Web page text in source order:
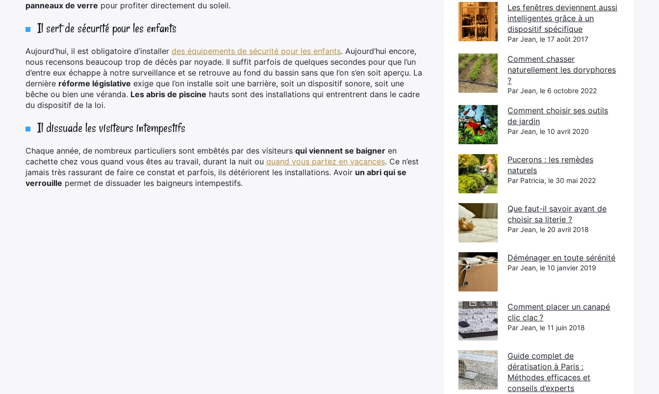
panneaux de verre pour profiter directement du soleil.
Il sert de sécurité pour les enfants
Aujourd’hui, il est obligatoire d’installer des équipements de sécurité pour les enfants. Aujourd’hui encore,
nous recensons beaucoup trop de décès par noyade. Il suffit parfois de quelques secondes pour que l’un
d’entre eux échappe à notre surveillance et se retrouve au fond du bassin sans que l’on s’en soit aperçu. La
dernière réforme législative exige que l’on installe soit une barrière, soit un dispositif sonore, soit une
bêche ou bien une véranda. Les abris de piscine hauts sont des installations qui entrentrent dans le cadre
du dispositif de la loi.
Il dissuade les visiteurs intempestifs
Chaque année, de nombreux particuliers sont embêtés par des visiteurs qui viennent se baigner en
cachette chez vous quand vous êtes au travail, durant la nuit ou quand vous partez en vacances. Ce n’est
jamais très rassurant de faire ce constat et parfois, ils détériorent les installations. Avoir un abri qui se
verrouille permet de dissuader les baigneurs intempestifs.
Les fenêtres deviennent aussi
intelligentes grâce à un
dispositif spécifique
Par Jean, le 17 août 2017
Comment chasser
naturellement les doryphores
?
Par Jean, le 6 octobre 2022
Comment choisir ses outils
de jardin
Par Jean, le 10 avril 2020
Pucerons : les remèdes
naturels
Par Patricia, le 30 mai 2022
Que faut-il savoir avant de
choisir sa literie ?
Par Jean, le 20 avril 2018
Déménager en toute sérénité
Par Jean, le 10 janvier 2019
Comment placer un canapé
clic clac ?
Par Jean, le 11 juin 2018
Guide complet de
dératisation à Paris :
Méthodes efficaces et
conseils d’experts